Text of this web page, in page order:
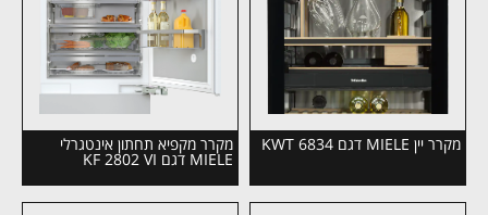
מקרר יין MIELE דגם KWT 6834 מקרר מקפיא תחתון אינטגרלי
MIELE דגם KF 2802 VI